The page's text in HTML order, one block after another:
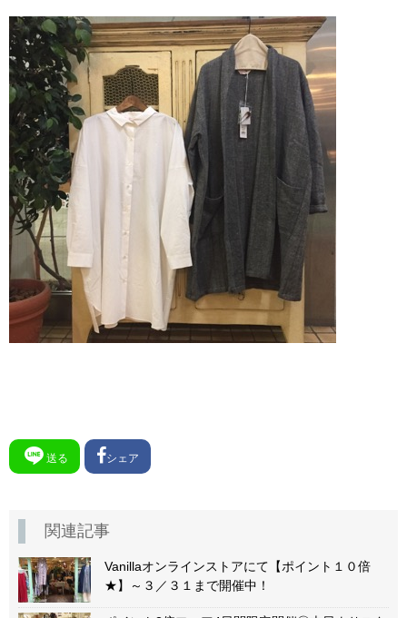
送る シェア
関連記事
Vanillaオンラインストアにて【ポイント１０倍
★】～３／３１まで開催中！